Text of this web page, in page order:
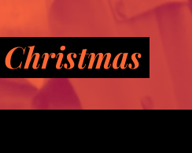
Christmas